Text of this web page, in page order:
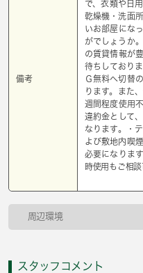
備考
で、衣類や日
乾燥機・洗面
いお部屋にな
がでしょうか
の賃貸情報が
待ちしており
Ｇ無料へ切替
ります。また
週間程度使用
違約金として
なります。・
よび敷地内喫
必要になりま
時使用もご相談
周辺環境
スタッフコメント